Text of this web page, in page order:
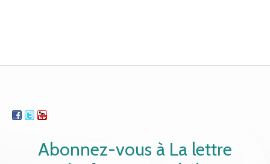
Abonnez-vous à La lettre